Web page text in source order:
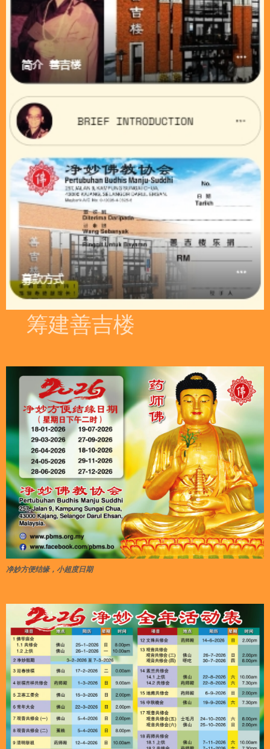
筹建善吉楼
净妙方便结缘，小超度日期